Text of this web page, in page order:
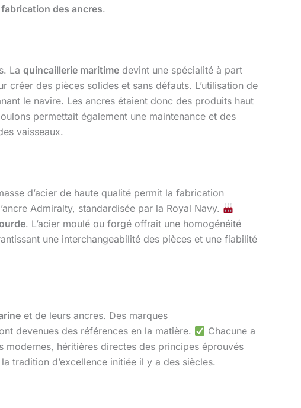
fabrication des ancres.
La quincaillerie maritime devint une spécialité à part
des pièces solides et sans défauts. L’utilisation de
le navire. Les ancres étaient donc des produits haut
permettait également une maintenance et des
vaisseaux.
d’acier de haute qualité permit la fabrication
Admiralty, standardisée par la Royal Navy.
. L’acier moulé ou forgé offrait une homogénéité
une interchangeabilité des pièces et une fiabilité
et de leurs ancres. Des marques
devenues des références en la matière.
Chacune a
modernes, héritières directes des principes éprouvés
tradition d’excellence initiée il y a des siècles.